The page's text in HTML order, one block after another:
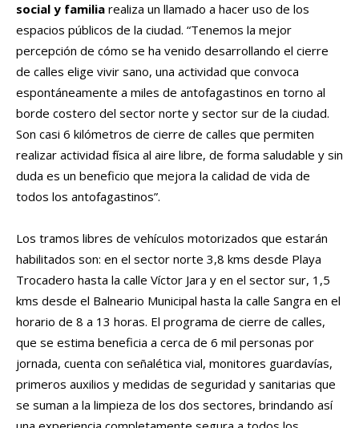
social y familia realiza un llamado a hacer uso de los
espacios públicos de la ciudad. “Tenemos la mejor
percepción de cómo se ha venido desarrollando el cierre
de calles elige vivir sano, una actividad que convoca
espontáneamente a miles de antofagastinos en torno al
borde costero del sector norte y sector sur de la ciudad.
Son casi 6 kilómetros de cierre de calles que permiten
realizar actividad física al aire libre, de forma saludable y sin
duda es un beneficio que mejora la calidad de vida de
todos los antofagastinos”.
Los tramos libres de vehículos motorizados que estarán
habilitados son: en el sector norte 3,8 kms desde Playa
Trocadero hasta la calle Víctor Jara y en el sector sur, 1,5
kms desde el Balneario Municipal hasta la calle Sangra en el
horario de 8 a 13 horas. El programa de cierre de calles,
que se estima beneficia a cerca de 6 mil personas por
jornada, cuenta con señalética vial, monitores guardavías,
primeros auxilios y medidas de seguridad y sanitarias que
se suman a la limpieza de los dos sectores, brindando así